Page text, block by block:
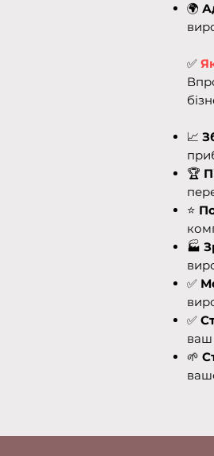
🌍
✅
📈
🏆
⭐
🏭
✅
✅
ваш
🌱